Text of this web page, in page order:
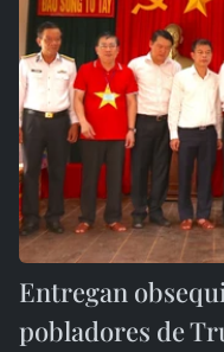
Entregan
pobladores de